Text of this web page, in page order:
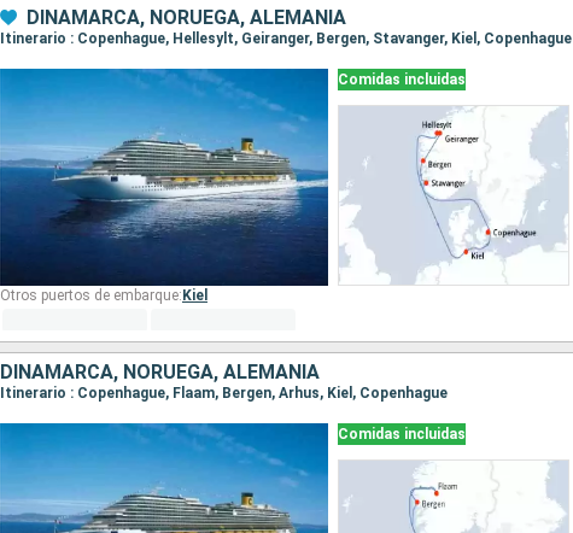
DINAMARCA, NORUEGA, ALEMANIA
Itinerario : Copenhague, Hellesylt, Geiranger, Bergen, Stavanger, Kiel, Copenhague
Comidas incluidas
Otros puertos de embarque: Kiel
DINAMARCA, NORUEGA, ALEMANIA
Itinerario : Copenhague, Flaam, Bergen, Arhus, Kiel, Copenhague
Comidas incluidas